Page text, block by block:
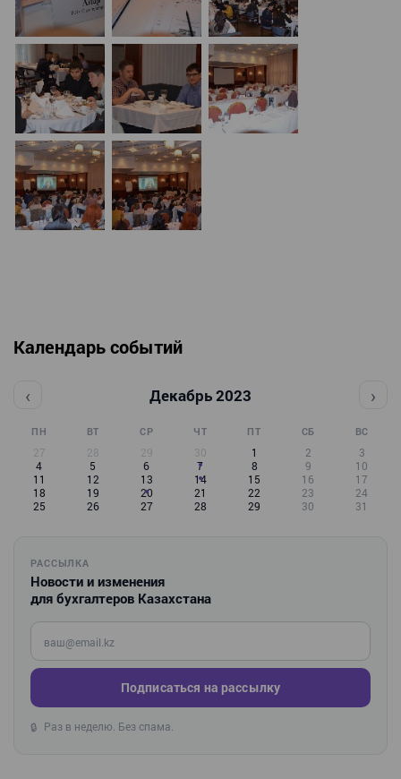
Календарь событий
‹ Декабрь 2023 ›
ПН ВТ СР ЧТ ПТ СБ ВС
27 28 29 30 1 2
3
4
5 6 7 8 9
10
11
12 13 14 15 16
17
18
19 20 21 22 23
24
25
26 27 28 29 30 31
РАССЫЛКА
Новости и изменения
для бухгалтеров Казахстана
Введите ваш e-mail
Подписаться на рассылку
🔒 Раз в неделю. Без спама.